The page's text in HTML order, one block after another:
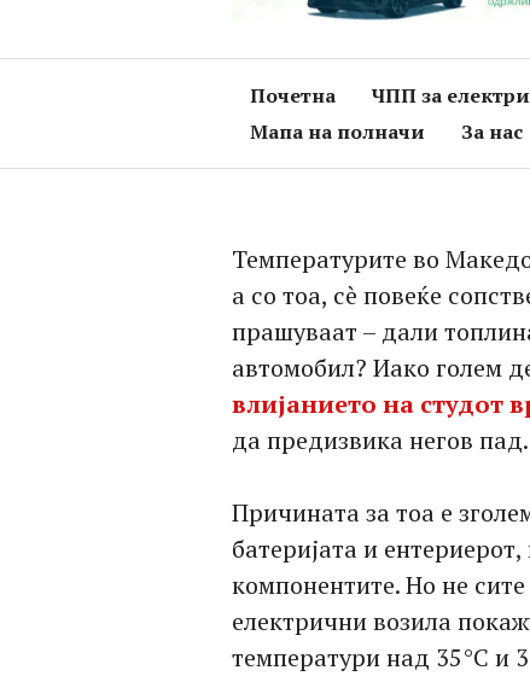
Почетна ЧПП за
Мапа на полначи
За нас
Температурите во
а со тоа, сè повеќе
прашуваат – дали
автомобил? Иако голем
влијанието на студот
да предизвика негов пад.
Причината за тоа е
батеријата и
компонентите. Но не
електрични возила
температури над 35°C и